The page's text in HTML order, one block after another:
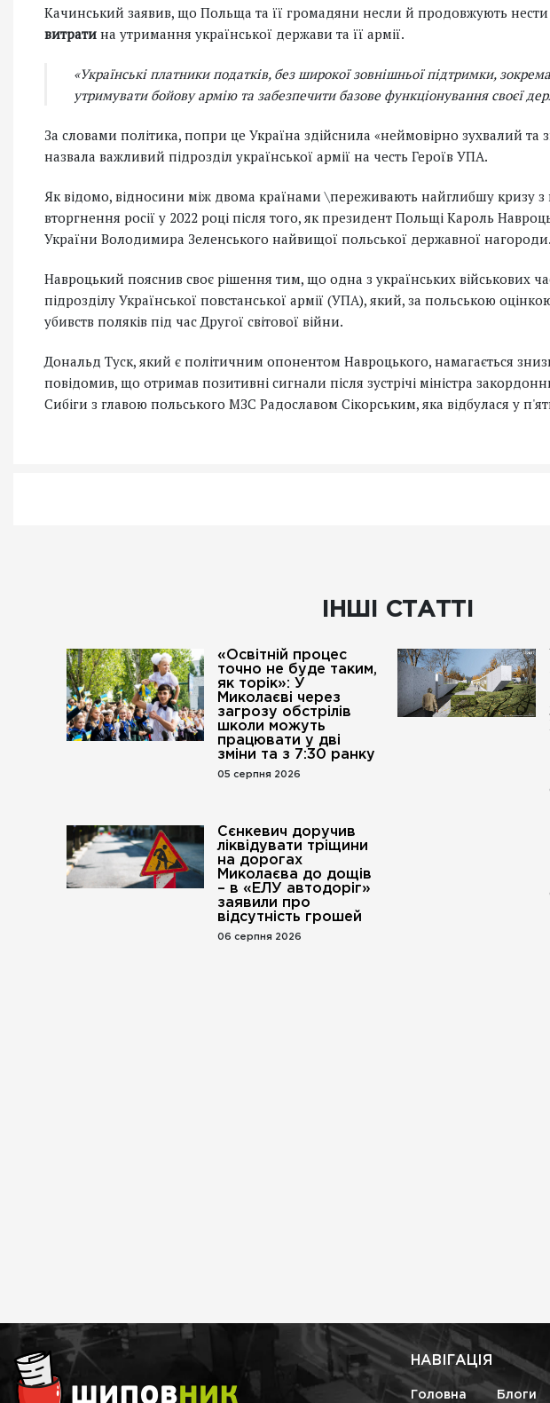
Качинський заявив, що Польща та її громадяни несли й продовжують нести
витрати на утримання української держави та її армії.
«Українські платники податків, без широкої зовнішньої підтримки,
утримувати бойову армію та забезпечити базове функціонування своєї
За словами політика, попри це Україна здійснила «неймовірно зухвалий
назвала важливий підрозділ української армії на честь Героїв УПА.
Як відомо, відносини між двома країнами \переживають найглибшу кризу
вторгнення росії у 2022 році після того, як президент Польщі Кароль
України Володимира Зеленського найвищої польської державної нагороди.
Навроцький пояснив своє рішення тим, що одна з українських військових
підрозділу Української повстанської армії (УПА), який, за польською
убивств поляків під час Другої світової війни.
Дональд Туск, який є політичним опонентом Навроцького, намагається
повідомив, що отримав позитивні сигнали після зустрічі міністра
Сибіги з главою польського МЗС Радославом Сікорським, яка відбулася у
ІНШІ СТАТТІ
«Освітній процес
точно не буде таким,
як торік»: У
Миколаєві через
загрозу обстрілів
школи можуть
працювати у дві
зміни та з 7:30 ранку
05 серпня 2026
Сєнкевич доручив
ліквідувати тріщини
на дорогах
Миколаєва до дощів
– в «ЕЛУ автодоріг»
заявили про
відсутність грошей
06 серпня 2026
НАВІГАЦІЯ
Головна Блоги